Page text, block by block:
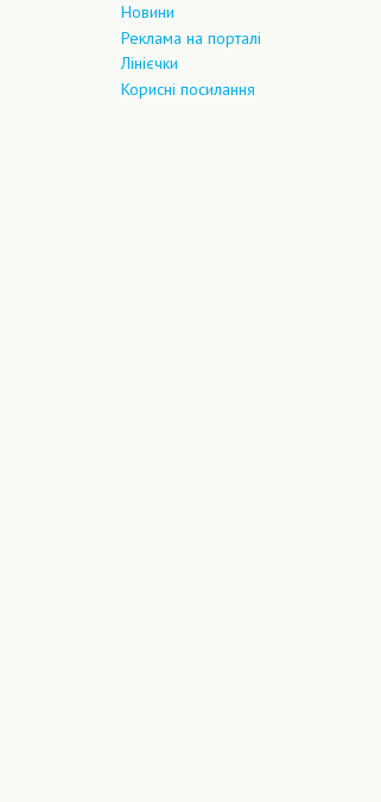
Новини
Реклама на порталі
Лінієчки
Корисні посилання